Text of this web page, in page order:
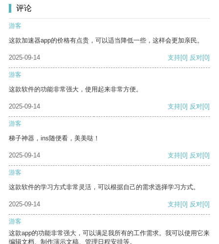
评论
游客
这款加速器app的价格有点贵，可以适当降低一些，这样会更加亲民。
2025-09-14 支持[0] 反对[0]
游客
这款软件的功能非常强大，使用起来非常方便。
2025-09-14 支持[0] 反对[0]
游客
梯子神器，ins随便看，美美哒！
2025-09-14 支持[0] 反对[0]
游客
这款软件的学习方式非常灵活，可以根据自己的需求选择学习方式。
2025-09-14 支持[0] 反对[0]
游客
这款app的功能非常强大，可以满足我所有的工作需求。我可以使用它来
编辑文档、制作演示文稿、管理日程安排等。